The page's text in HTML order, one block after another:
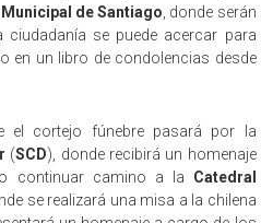
de Santiago , donde serán
se puede acercar para
en un libro de condolencias desde
el cortejo fúnebre pasará por la
(SCD), donde recibirá un homenaje
continuar camino a la Catedral
se realizará una misa a la chilena